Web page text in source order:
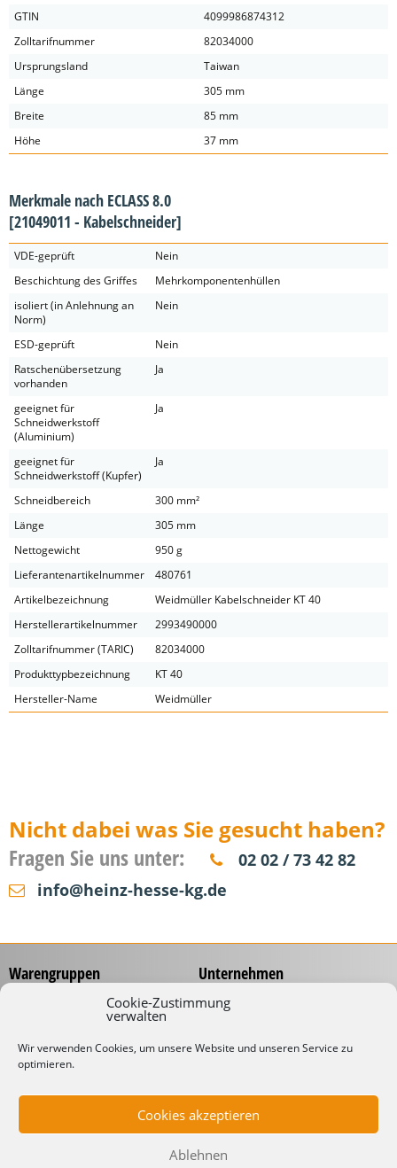
Cookie-Zustimmung
verwalten
Wir verwenden Cookies, um unsere Website und unseren Service zu
optimieren.
Cookies akzeptieren
Ablehnen
GTIN
4099986874312
Zolltarifnummer
82034000
Ursprungsland
Taiwan
Länge
305 mm
Breite
85 mm
Höhe
37 mm
Merkmale nach ECLASS 8.0
[21049011 - Kabelschneider]
VDE-geprüft
Nein
Beschichtung des Griffes
Mehrkomponentenhüllen
isoliert (in Anlehnung an
Norm)
Nein
ESD-geprüft
Nein
Ratschenübersetzung
vorhanden
Ja
geeignet für
Schneidwerkstoff
(Aluminium)
Ja
geeignet für
Schneidwerkstoff (Kupfer)
Ja
Schneidbereich
300 mm²
Länge
305 mm
Nettogewicht
950 g
Lieferantenartikelnummer
480761
Artikelbezeichnung
Weidmüller Kabelschneider KT 40
Herstellerartikelnummer
2993490000
Zolltarifnummer (TARIC)
82034000
Produkttypbezeichnung
KT 40
Hersteller-Name
Weidmüller
Nicht dabei was Sie gesucht haben?
Fragen Sie uns unter:
02 02 / 73 42 82
info@heinz-hesse-kg.de
Warengruppen
Koffer & Taschen
Kabelbinder
Unternehmen
Service
Katalog
Downloads